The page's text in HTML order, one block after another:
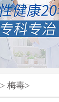
>梅毒>